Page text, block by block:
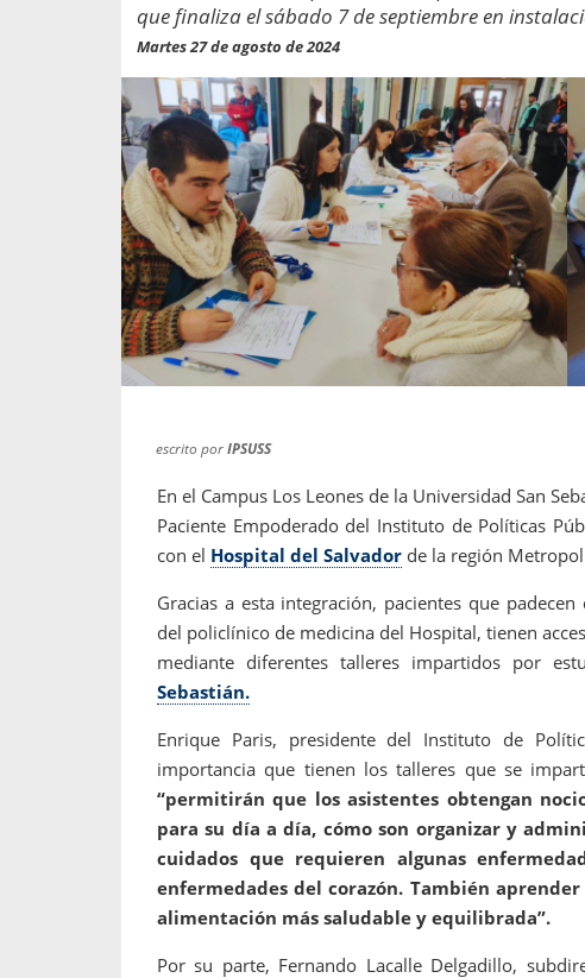
que finaliza el sábado 7 de septiembre en
Martes 27 de agosto de 2024
escrito porIPSUSS
En el Campus Los Leones de la Universidad San
Paciente Empoderado del Instituto de Políticas
con el Hospital del Salvador de la región
Gracias a esta integración, pacientes que
del policlínico de medicina del Hospital, tienen
mediante diferentes talleres impartidos por
Sebastián.
Enrique Paris, presidente del Instituto de
importancia que tienen los talleres que se
“permitirán que los asistentes obtengan
para su día a día, cómo son organizar y
cuidados que requieren algunas
enfermedades del corazón. También
alimentación más saludable y equilibrada”.
Por su parte, Fernando Lacalle Delgadillo,
sobre viajes al extranjero
que deben hacer...
propaga a un gran número de...